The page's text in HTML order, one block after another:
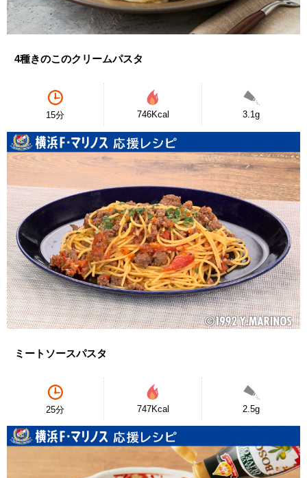
4種きのこのクリームパスタ
15分 746Kcal 3.1g
ミートソースパスタ
25分 747Kcal 2.5g